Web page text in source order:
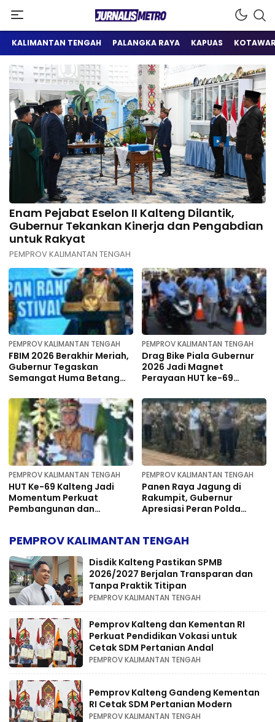
Jurnalis Metro
Satu Wadah Informasi
KALIMANTAN TENGAH PALANGKA RAYA KAPUAS
Enam Pejabat Eselon II Kalteng Dilantik,
Gubernur Tekankan Kinerja dan Pengabdian
untuk Rakyat
PEMPROV KALIMANTAN TENGAH
PEMPROV KALIMANTAN TENGAH
FBIM 2026 Berakhir Meriah,
Gubernur Tegaskan
Semangat Huma Betang
PEMPROV KALIMANTAN TENGAH
Drag Bike Piala Gubernur
2026 Jadi Magnet
Perayaan HUT ke-69
PEMPROV KALIMANTAN TENGAH
HUT Ke-69 Kalteng Jadi
Momentum Perkuat
Pembangunan dan
PEMPROV KALIMANTAN TENGAH
Panen Raya Jagung di
Rakumpit, Gubernur
Apresiasi Peran Polda
PEMPROV KALIMANTAN TENGAH
Disdik Kalteng Pastikan SPMB
2026/2027 Berjalan Transparan dan
Tanpa Praktik Titipan
PEMPROV KALIMANTAN TENGAH
Pemprov Kalteng dan Kementan RI
Perkuat Pendidikan Vokasi untuk
Cetak SDM Pertanian Andal
PEMPROV KALIMANTAN TENGAH
Pemprov Kalteng Gandeng Kementan
RI Cetak SDM Pertanian Modern
PEMPROV KALIMANTAN TENGAH